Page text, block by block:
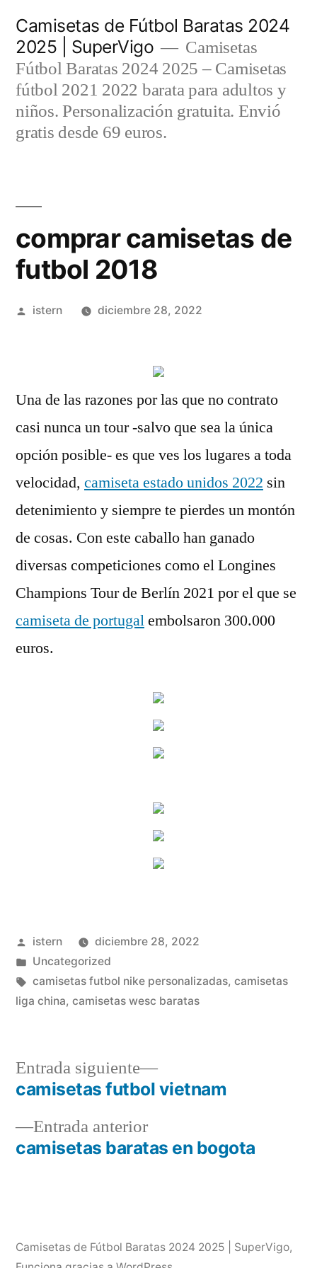
contenido
Camisetas de Fútbol Baratas 2024
2025 | SuperVigo
Camisetas
Fútbol Baratas 2024 2025 – Camisetas
fútbol 2021 2022 barata para adultos y
niños. Personalización gratuita. Envió
gratis desde 69 euros.
comprar camisetas de
futbol 2018
Publicado
istern diciembre 28, 2022
Una de las razones por las que no contrato
casi nunca un tour -salvo que sea la única
opción posible- es que ves los lugares a toda
velocidad, camiseta estado unidos 2022 sin
detenimiento y siempre te pierdes un montón
de cosas. Con este caballo han ganado
diversas competiciones como el Longines
Champions Tour de Berlín 2021 por el que se
camiseta de portugalembolsaron 300.000
euros.
Publicado
por
istern
diciembre 28, 2022
Publicado
en
Uncategorized
Etiquetas:
camisetas futbol nike personalizadas, camisetas
liga china, camisetas wesc baratas
Navegación
deEntrada anteriorEntrada
anterior:
camisetas baratas en bogota
Entrada siguiente
Entrada
siguiente:
camisetas futbol vietnam
Camisetas de Fútbol Baratas 2024 2025 | SuperVigo,